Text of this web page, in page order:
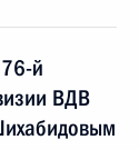
й
ВДВ